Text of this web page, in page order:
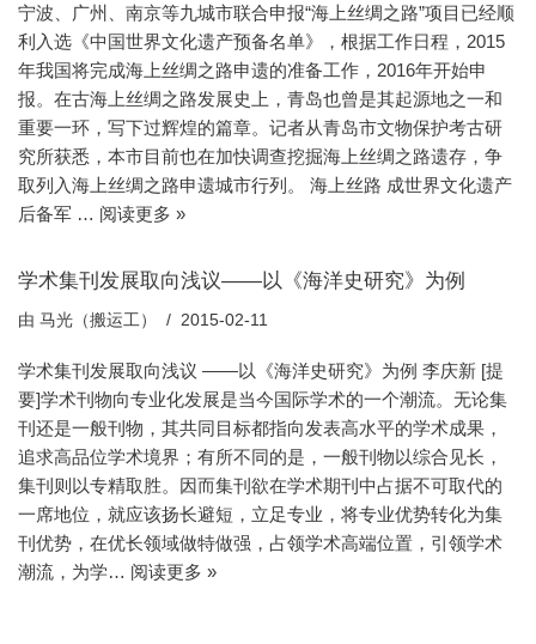
宁波、广州、南京等九城市联合申报“海上丝绸之路”项目已经顺
利入选《中国世界文化遗产预备名单》，根据工作日程，2015
年我国将完成海上丝绸之路申遗的准备工作，2016年开始申
报。在古海上丝绸之路发展史上，青岛也曾是其起源地之一和
重要一环，写下过辉煌的篇章。记者从青岛市文物保护考古研
究所获悉，本市目前也在加快调查挖掘海上丝绸之路遗存，争
取列入海上丝绸之路申遗城市行列。 海上丝路 成世界文化遗产
后备军 … 阅读更多 »
学术集刊发展取向浅议――以《海洋史研究》为例
由 马光（搬运工） 2015-02-11
学术集刊发展取向浅议 ――以《海洋史研究》为例 李庆新 [提
要]学术刊物向专业化发展是当今国际学术的一个潮流。无论集
刊还是一般刊物，其共同目标都指向发表高水平的学术成果，
追求高品位学术境界；有所不同的是，一般刊物以综合见长，
集刊则以专精取胜。因而集刊欲在学术期刊中占据不可取代的
一席地位，就应该扬长避短，立足专业，将专业优势转化为集
刊优势，在优长领域做特做强，占领学术高端位置，引领学术
潮流，为学… 阅读更多 »